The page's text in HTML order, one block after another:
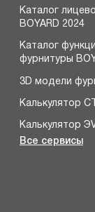
Каталог
BOYARD 2024
Каталог
фурнитуры
3D модели
Калькулятор
Калькулятор
Конструктор
Все сервисы